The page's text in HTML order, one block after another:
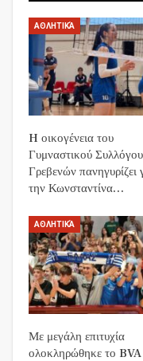
ΑΘΛΗΤΙΚΆ
H οικογένεια του
Γυμναστικού Συλλόγου
Γρεβενών πανηγυρίζει
την Κωνσταντίνα…
ΑΘΛΗΤΙΚΆ
Με μεγάλη επιτυχία
ολοκληρώθηκε το